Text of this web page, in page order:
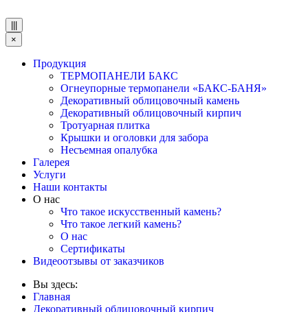
×
Продукция
ТЕРМОПАНЕЛИ БАКС
Огнеупорные термопанели «БАКС-БАНЯ»
Декоративный облицовочный камень
Декоративный облицовочный кирпич
Тротуарная плитка
Крышки и оголовки для забора
Несъемная опалубка
Галерея
Услуги
Наши контакты
О нас
Что такое искусственный камень?
Что такое легкий камень?
О нас
Сертификаты
Видеоотзывы от заказчиков
Вы здесь:
Главная
Декоративный облицовочный кирпич